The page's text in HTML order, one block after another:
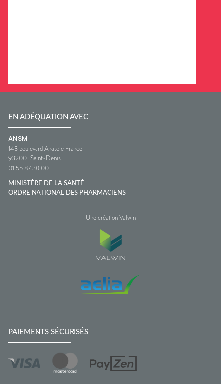
EN ADÉQUATION AVEC
ANSM
143 boulevard Anatole France
93200 Saint-Denis
01 55 87 30 00
MINISTÈRE DE LA SANTÉ
ORDRE NATIONAL DES PHARMACIENS
Une création Valwin
PAIEMENTS SÉCURISÉS